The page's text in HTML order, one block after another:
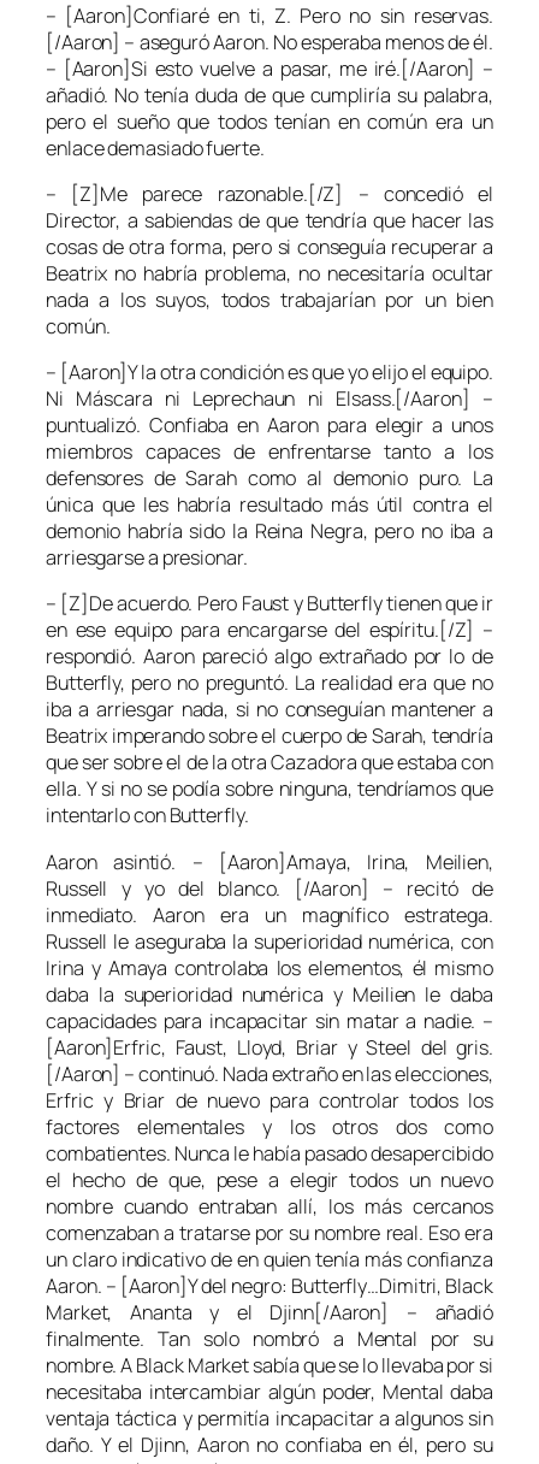
– [Aaron]Confiaré en ti, Z. Pero no sin reservas.
[/Aaron] – aseguró Aaron. No esperaba menos de él.
– [Aaron]Si esto vuelve a pasar, me iré.[/Aaron] –
añadió. No tenía duda de que cumpliría su palabra,
pero el sueño que todos tenían en común era un
enlace demasiado fuerte.
– [Z]Me parece razonable.[/Z] – concedió el
Director, a sabiendas de que tendría que hacer las
cosas de otra forma, pero si conseguía recuperar a
Beatrix no habría problema, no necesitaría ocultar
nada a los suyos, todos trabajarían por un bien
común.
– [Aaron]Y la otra condición es que yo elijo el equipo.
Ni Máscara ni Leprechaun ni Elsass.[/Aaron] –
puntualizó. Confiaba en Aaron para elegir a unos
miembros capaces de enfrentarse tanto a los
defensores de Sarah como al demonio puro. La
única que les habría resultado más útil contra el
demonio habría sido la Reina Negra, pero no iba a
arriesgarse a presionar.
– [Z]De acuerdo. Pero Faust y Butterfly tienen que ir
en ese equipo para encargarse del espíritu.[/Z] –
respondió. Aaron pareció algo extrañado por lo de
Butterfly, pero no preguntó. La realidad era que no
iba a arriesgar nada, si no conseguían mantener a
Beatrix imperando sobre el cuerpo de Sarah, tendría
que ser sobre el de la otra Cazadora que estaba con
ella. Y si no se podía sobre ninguna, tendríamos que
intentarlo con Butterfly.
Aaron asintió. – [Aaron]Amaya, Irina, Meilien,
Russell y yo del blanco. [/Aaron] – recitó de
inmediato. Aaron era un magnífico estratega.
Russell le aseguraba la superioridad numérica, con
Irina y Amaya controlaba los elementos, él mismo
daba la superioridad numérica y Meilien le daba
capacidades para incapacitar sin matar a nadie. –
[Aaron]Erfric, Faust, Lloyd, Briar y Steel del gris.
[/Aaron] – continuó. Nada extraño en las elecciones,
Erfric y Briar de nuevo para controlar todos los
factores elementales y los otros dos como
combatientes. Nunca le había pasado desapercibido
el hecho de que, pese a elegir todos un nuevo
nombre cuando entraban allí, los más cercanos
comenzaban a tratarse por su nombre real. Eso era
un claro indicativo de en quien tenía más confianza
Aaron. – [Aaron]Y del negro: Butterfly…Dimitri, Black
Market, Ananta y el Djinn[/Aaron] – añadió
finalmente. Tan solo nombró a Mental por su
nombre. A Black Market sabía que se lo llevaba por si
necesitaba intercambiar algún poder, Mental daba
ventaja táctica y permitía incapacitar a algunos sin
daño. Y el Djinn, Aaron no confiaba en él, pero su